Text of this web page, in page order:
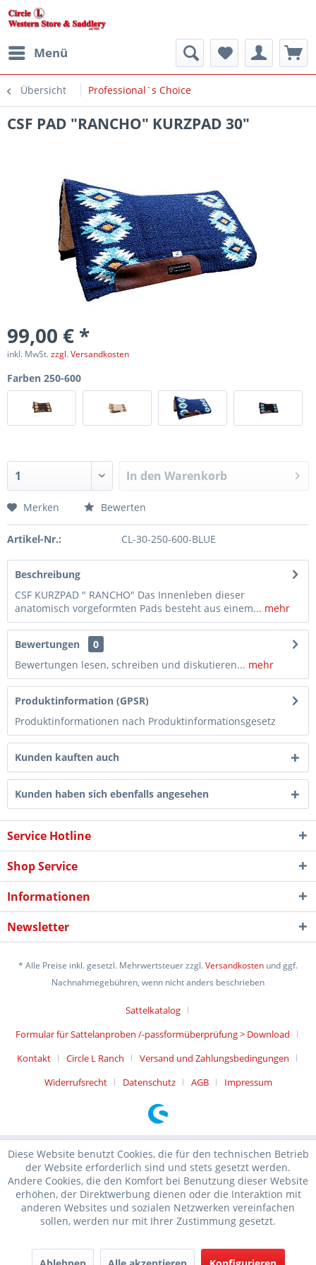
Menü
Übersicht Professional`s Choice
CSF PAD "RANCHO" KURZPAD 30"
99,00 € *
inkl. MwSt.zzgl. Versandkosten
Farben 250-600
In den Warenkorb
Merken Bewerten
Artikel-Nr.: CL-30-250-600-BLUE
Beschreibung
CSF KURZPAD " RANCHO" Das Innenleben dieser
anatomisch vorgeformten Pads besteht aus einem... mehr
Bewertungen
0
Bewertungen lesen, schreiben und diskutieren... mehr
Produktinformation (GPSR)
Produktinformationen nach Produktinformationsgesetz
Kunden kauften auch
Kunden haben sich ebenfalls angesehen
Service Hotline
Shop Service
Informationen
Newsletter
* Alle Preise inkl. gesetzl. Mehrwertsteuer zzgl.Versandkosten und ggf.
Nachnahmegebühren, wenn nicht anders beschrieben
Sattelkatalog
Formular für Sattelanproben /-passformüberprüfung > Download
Kontakt
Circle L Ranch
Versand und Zahlungsbedingungen
Widerrufsrecht
Datenschutz AGB Impressum
Diese Website benutzt Cookies, die für den technischen Betrieb
der Website erforderlich sind und stets gesetzt werden.
Andere Cookies, die den Komfort bei Benutzung dieser Website
erhöhen, der Direktwerbung dienen oder die Interaktion mit
anderen Websites und sozialen Netzwerken vereinfachen
sollen, werden nur mit Ihrer Zustimmung gesetzt.